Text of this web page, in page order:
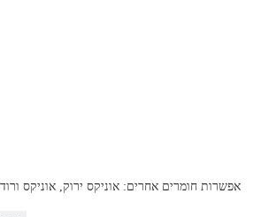
אפשרות חומרים אחרים: אוניקס ירוק, אוניקס